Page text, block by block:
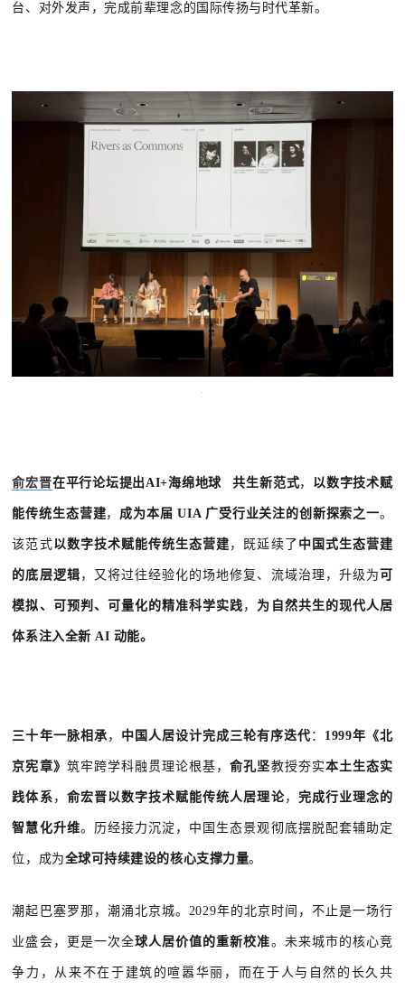
台、对外发声，完成前辈理念的国际传扬与时代革新。
俞宏晋在平行论坛提出AI+海绵地球 共生新范式， 以数字技术赋
能传统生态营建， 成为本届 UIA 广受行业关注的创新探索之一。
该范式以数字技术赋能传统生态营建 ，既延续了 中国式生态营建
的底层逻辑 ，又将过往经验化的场地修复、流域治理，升级为 可
模拟、可预判、可量化的精准科学实践 ， 为自然共生的现代人居
体系注入全新 AI 动能。
三十年一脉相承 ， 中国人居设计完成三轮有序迭代： 1999年《北
京宪章》 筑牢跨学科融贯理论根基，俞孔坚教授夯实本土生态实
践体系 ， 俞宏晋以数字技术赋能传统人居理论， 完成行业理念的
智慧化升维。历经接力沉淀，中国生态景观彻底摆脱配套辅助定
位，成为全球可持续建设的核心支撑力量。
潮起巴塞罗那，潮涌北京城。2029年的北京时间，不止是一场行
业盛会，更是一次全球人居价值的重新校准。未来城市的核心竞
争力，从来不在于建筑的喧嚣华丽，而在于人与自然的长久共